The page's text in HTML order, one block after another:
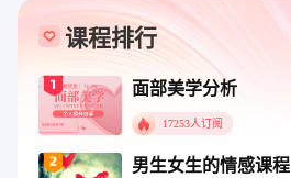
课程排行
面部美学分析
17253人订阅
男生女生的情感课程